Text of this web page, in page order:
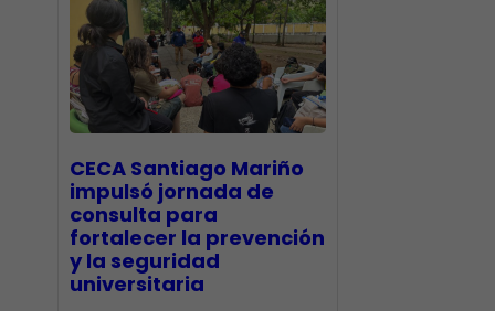
CECA Santiago Mariño
impulsó jornada de
consulta para
fortalecer la prevención
y la seguridad
universitaria